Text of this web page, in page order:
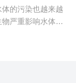
的污染也越来越
严重影响水体的
效果。一、应用